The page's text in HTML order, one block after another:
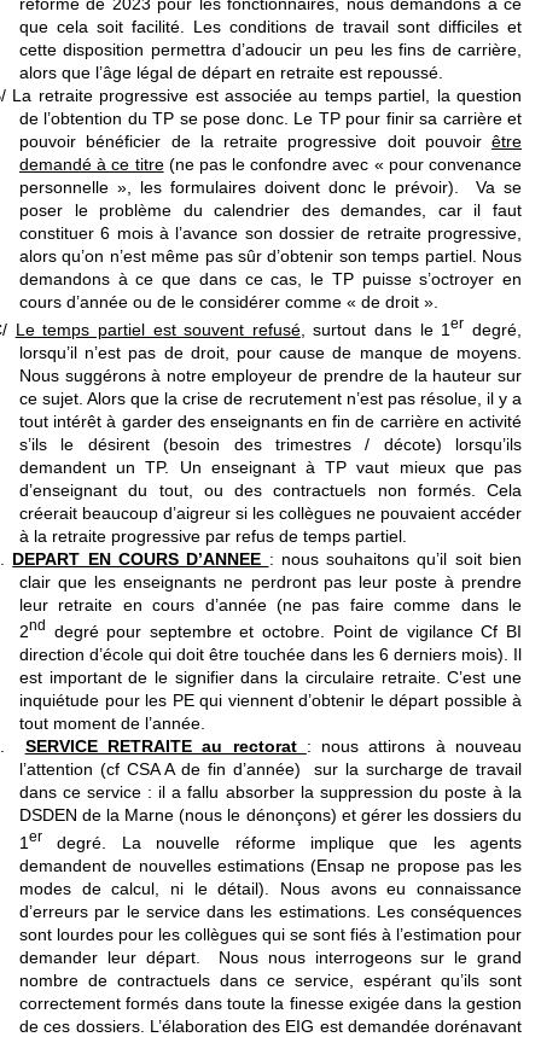
que cela soit facilité. Les conditions de travail sont difficiles et
cette disposition permettra d’adoucir un peu les fins de carrière,
alors que l’âge légal de départ en retraite est repoussé.
La retraite progressive est associée au temps partiel, la question
de l’obtention du TP se pose donc. Le TP pour finir sa carrière et
pouvoir bénéficier de la retraite progressive doit pouvoir être
demandé à ce titre(ne pas le confondre avec « pour convenance
personnelle », les formulaires doivent donc le prévoir). Va se
poser le problème du calendrier des demandes, car il faut
constituer 6 mois à l’avance son dossier de retraite progressive,
alors qu’on n’est même pas sûr d’obtenir son temps partiel. Nous
demandons à ce que dans ce cas, le TP puisse s’octroyer en
cours d’année ou de le considérer comme « de droit ».
Le temps partiel est souvent refusé, surtout dans le 1er degré,
lorsqu’il n’est pas de droit, pour cause de manque de moyens.
Nous suggérons à notre employeur de prendre de la hauteur sur
ce sujet. Alors que la crise de recrutement n’est pas résolue, il y a
tout intérêt à garder des enseignants en fin de carrière en activité
s’ils le désirent (besoin des trimestres / décote) lorsqu’ils
demandent un TP. Un enseignant à TP vaut mieux que pas
d’enseignant du tout, ou des contractuels non formés. Cela
créerait beaucoup d’aigreur si les collègues ne pouvaient accéder
à la retraite progressive par refus de temps partiel.
DEPART EN COURS D’ANNEE : nous souhaitons qu’il soit bien
clair que les enseignants ne perdront pas leur poste à prendre
leur retraite en cours d’année (ne pas faire comme dans le
2nd
degré pour septembre et octobre. Point de vigilance Cf BI
direction d’école qui doit être touchée dans les 6 derniers mois). Il
est important de le signifier dans la circulaire retraite. C’est une
inquiétude pour les PE qui viennent d’obtenir le départ possible à
tout moment de l’année.
SERVICE RETRAITE au rectorat : nous attirons à nouveau
l’attention (cf CSA A de fin d’année) sur la surcharge de travail
dans ce service : il a fallu absorber la suppression du poste à la
DSDEN de la Marne (nous le dénonçons) et gérer les dossiers du
1 er
degré. La nouvelle réforme implique que les agents
demandent de nouvelles estimations (Ensap ne propose pas les
modes de calcul, ni le détail). Nous avons eu connaissance
d’erreurs par le service dans les estimations. Les conséquences
sont lourdes pour les collègues qui se sont fiés à l’estimation pour
demander leur départ. Nous nous interrogeons sur le grand
nombre de contractuels dans ce service, espérant qu’ils sont
correctement formés dans toute la finesse exigée dans la gestion
de ces dossiers. L’élaboration des EIG est demandée dorénavant